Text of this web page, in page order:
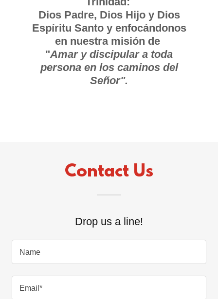
Dios Padre, Dios Hijo y Dios
Espíritu Santo y enfocándonos
en nuestra misión de
"Amar y discipular a toda
persona en los caminos del
Señor".
Contact Us
Drop us a line!
Name
Email*